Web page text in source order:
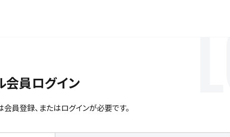
会員ログイン
会員登録、またはログインが必要です。